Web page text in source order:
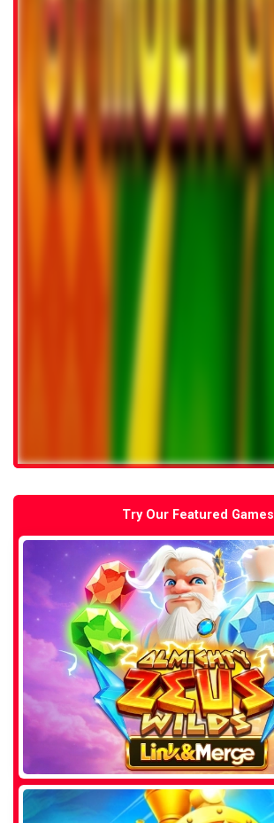
Try Our Featured Games